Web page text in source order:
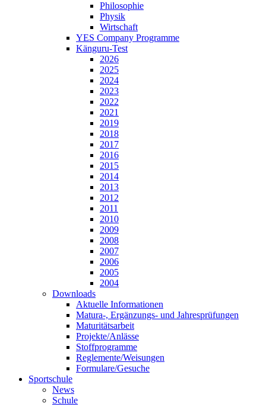
Philosophie
Physik
Wirtschaft
YES Company Programme
Känguru-Test
2026
2025
2024
2023
2022
2021
2019
2018
2017
2016
2015
2014
2013
2012
2011
2010
2009
2008
2007
2006
2005
2004
Downloads
Aktuelle Informationen
Matura-, Ergänzungs- und Jahresprüfungen
Maturitätsarbeit
Projekte/Anlässe
Stoffprogramme
Reglemente/Weisungen
Formulare/Gesuche
Sportschule
News
Schule